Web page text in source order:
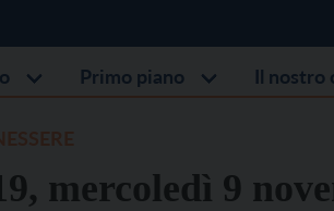
Primo piano Il nostro
mercoledì 9